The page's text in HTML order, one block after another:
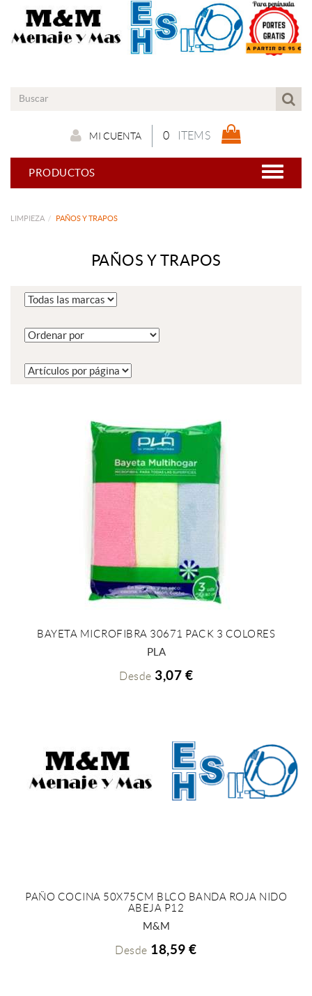
0 ITEMS
MI CUENTA
PRODUCTOS
LIMPIEZA PAÑOS Y TRAPOS
PAÑOS Y TRAPOS
+ INFO
BAYETA MICROFIBRA 30671 PACK 3 COLORES
PLA
Desde 3,07 €
+ INFO
PAÑO COCINA 50X75CM BLCO BANDA ROJA NIDO
ABEJA P12
M&M
Desde 18,59 €